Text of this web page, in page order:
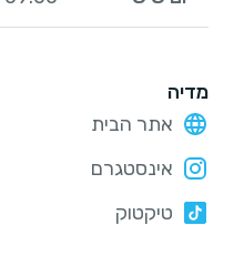
מדיה
אתר הבית
אינסטגרם
טיקטוק